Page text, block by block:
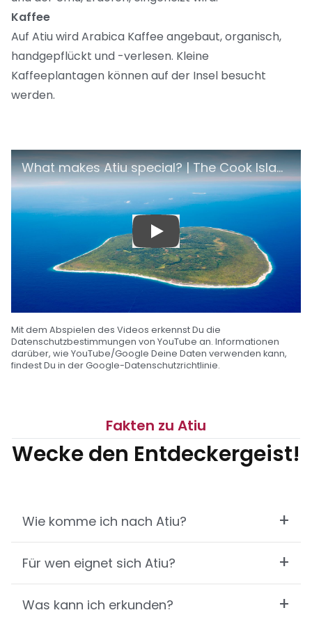
Kaffee
Auf Atiu wird Arabica Kaffee angebaut, organisch,
handgepflückt und -verlesen. Kleine
Kaffeeplantagen können auf der Insel besucht
werden.
What makes Atiu special? | The Cook Islands
What makes Atiu special? | The Cook Islands
Mit dem Abspielen des Videos erkennst Du die
Datenschutzbestimmungen von YouTube an. Informationen
darüber, wie YouTube/Google Deine Daten verwenden kann,
findest Du in derGoogle-Datenschutzrichtlinie.
Fakten zu Atiu
Wecke den Entdeckergeist!
Wie komme ich nach Atiu?
Einmal auf Rarotonga, der Hauptinsel der Cook
Flugverbindungen werden 2-3 x wöchentlich von
Für wen eignet sich Atiu?
Strandurlauber, die ein schönes Resort am
Was kann ich erkunden?